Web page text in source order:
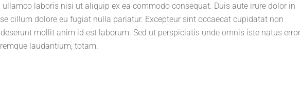
laboris nisi ut aliquip ex ea commodo consequat. Duis aute irure dolor in
cillum dolore eu fugiat nulla pariatur. Excepteur sint occaecat cupidatat non
mollit anim id est laborum. Sed ut perspiciatis unde omnis iste natus error
laudantium, totam.